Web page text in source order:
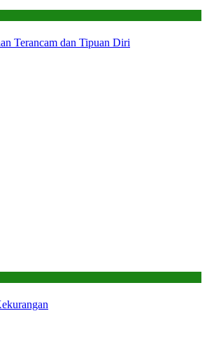
Terancam dan Tipuan Diri